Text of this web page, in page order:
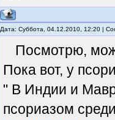
Дата: Суббота, 04.12.2010, 12:20 |
Посмотрю,
Пока вот, у
" В Индии и
псориазом